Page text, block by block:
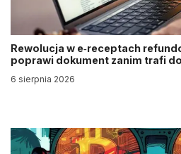
Rewolucja w e‑receptach
poprawi dokument zanim trafi
6 sierpnia 2026